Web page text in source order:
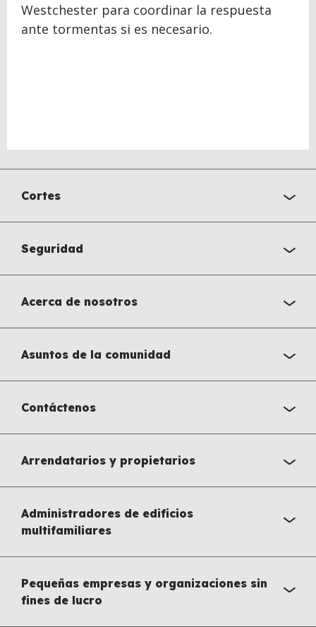
Westchester para coordinar la respuesta
ante tormentas si es necesario.
Cortes
Seguridad
Acerca de nosotros
Asuntos de la comunidad
Contáctenos
Arrendatarios y propietarios
Administradores de edificios
multifamiliares
Pequeñas empresas y organizaciones sin
fines de lucro